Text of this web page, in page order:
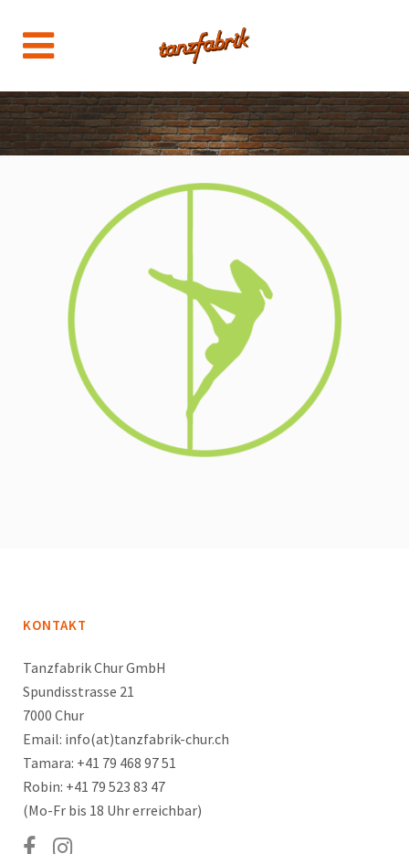
KONTAKT
Tanzfabrik Chur GmbH
Spundisstrasse 21
7000 Chur
Email: info(at)tanzfabrik-chur.ch
Tamara: +41 79 468 97 51
Robin: +41 79 523 83 47
(Mo-Fr bis 18 Uhr erreichbar)